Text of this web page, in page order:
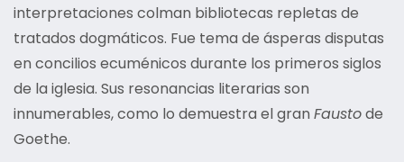
interpretaciones colman bibliotecas repletas de
tratados dogmáticos. Fue tema de ásperas disputas
en concilios ecuménicos durante los primeros siglos
de la iglesia. Sus resonancias literarias son
innumerables, como lo demuestra el gran Faustode
Goethe.